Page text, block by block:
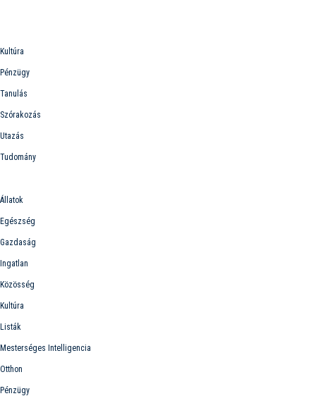
Kultúra
Pénzügy
Tanulás
Szórakozás
Utazás
Tudomány
Állatok
Egészség
Gazdaság
Ingatlan
Közösség
Kultúra
Listák
Mesterséges Intelligencia
Otthon
Pénzügy